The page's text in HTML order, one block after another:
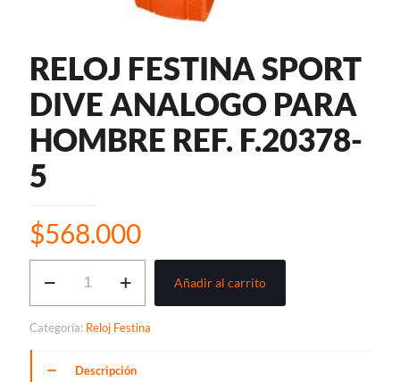
RELOJ FESTINA SPORT
DIVE ANALOGO PARA
HOMBRE REF. F.20378-
5
$568.000
FESTINA
ANALOGO
PARA
HOMBRE
Añadir al carrito
Categoría: Reloj Festina
Descripción